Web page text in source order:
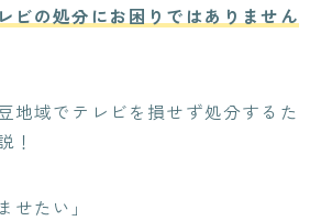
ビの処分にお困りではありません
地域でテレビを損せず処分するた
！
せたい」